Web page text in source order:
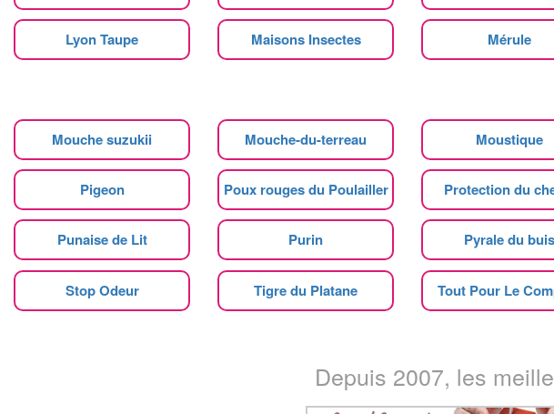
Lyon Taupe Maisons Insectes Mérule
Mouche suzukii Mouche-du-terreau Moustique
Pigeon Poux rouges du Poulailler Protection du
Punaise de Lit Purin Pyrale du buis
Stop Odeur Tigre du Platane Tout Pour Le
Depuis 2007, les